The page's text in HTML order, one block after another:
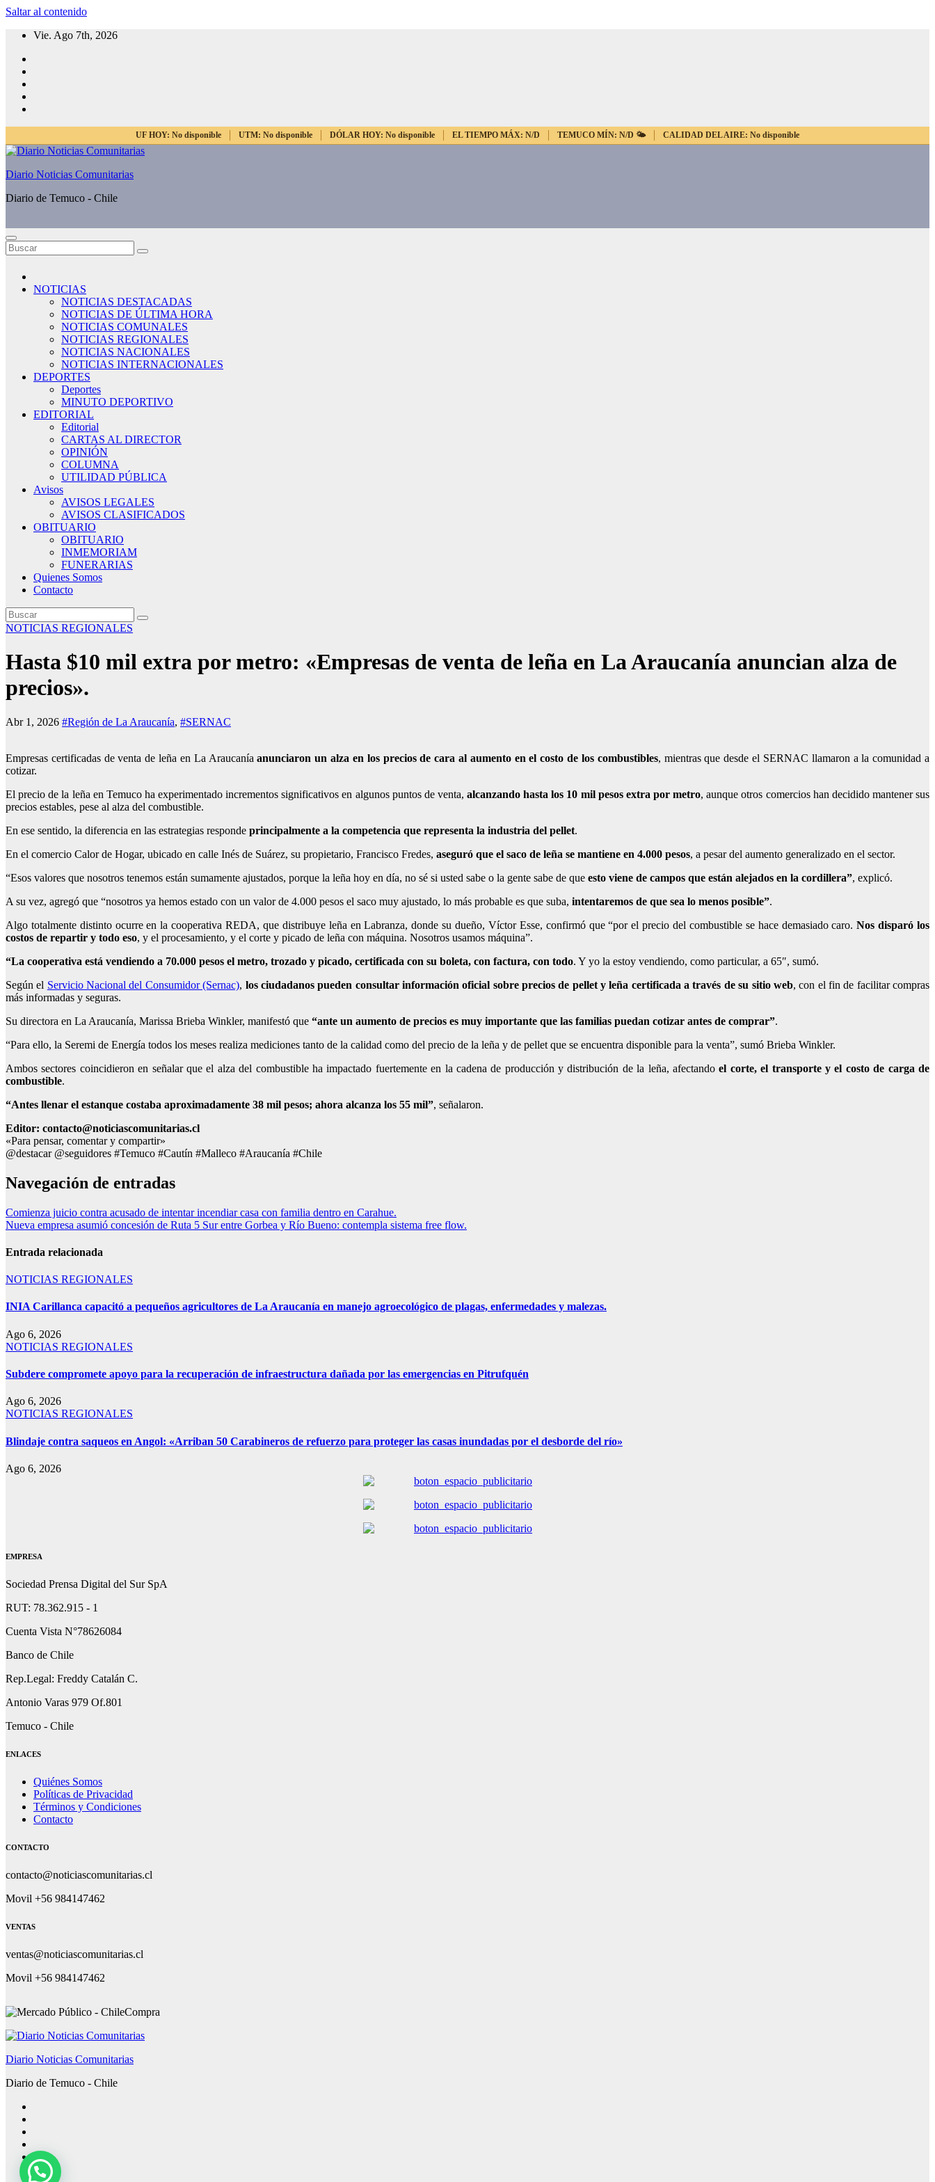
Saltar al contenido
Vie. Ago 7th, 2026
UF HOY: No disponible UTM: No disponible DÓLAR HOY: No disponible EL TIEMPO MÁX: N/D TEMUCO MÍN: N/D 🌤️ CALIDAD DEL AIRE: No disponible
Diario Noticias Comunitarias
Diario de Temuco - Chile
NOTICIAS
NOTICIAS DESTACADAS
NOTICIAS DE ÚLTIMA HORA
NOTICIAS COMUNALES
NOTICIAS REGIONALES
NOTICIAS NACIONALES
NOTICIAS INTERNACIONALES
DEPORTES
Deportes
MINUTO DEPORTIVO
EDITORIAL
Editorial
CARTAS AL DIRECTOR
OPINIÓN
COLUMNA
UTILIDAD PÚBLICA
Avisos
AVISOS LEGALES
AVISOS CLASIFICADOS
OBITUARIO
OBITUARIO
INMEMORIAM
FUNERARIAS
Quienes Somos
Contacto
NOTICIAS REGIONALES
Hasta $10 mil extra por metro: «Empresas de venta de leña en La Araucanía anuncian alza de
precios».
Abr 1, 2026 #Región de La Araucanía, #SERNAC
Empresas certificadas de venta de leña en La Araucaníaanunciaron un alza en los precios de cara al aumento en el costo de los combustibles, mientras que desde el SERNAC llamaron a la comunidad a
cotizar.
El precio de la leña en Temuco ha experimentado incrementos significativos en algunos puntos de venta,alcanzando hasta los 10 mil pesos extra por metro, aunqueotros comercios han decidido mantener sus
precios estables, pese al alza del combustible.
En ese sentido, la diferencia en las estrategias responde principalmente a la competencia que representa la industria del pellet.
En el comercio Calor de Hogar, ubicado en calle Inés de Suárez, su propietario, Francisco Fredes, aseguró que el saco de leña se mantiene en 4.000 pesos, a pesar del aumento generalizado en el sector.
“Esos valores que nosotros tenemos están sumamente ajustados, porque la leña hoy en día, no sé si usted sabe o la gente sabe de que esto viene de campos que están alejados en la cordillera”, explicó.
A su vez, agregó que “nosotros ya hemos estado con un valor de 4.000 pesos el saco muy ajustado, lo más probable es que suba, intentaremos de que sea lo menos posible”.
Algo totalmente distinto ocurre en la cooperativa REDA, que distribuye leña en Labranza, donde su dueño, Víctor Esse, confirmó que “por el precio del combustible se hace demasiado caro. Nos disparó los
costos de repartir y todo eso, y el procesamiento, y el corte y picado de leña con máquina. Nosotros usamos máquina”.
“La cooperativa está vendiendo a 70.000 pesos el metro, trozado y picado, certificada con su boleta, con factura, con todo. Y yo la estoy vendiendo, como particular, a 65″, sumó.
Según el Servicio Nacional del Consumidor (Sernac), los ciudadanos pueden consultar información oficial sobre precios de pellet y leña certificada a través de su sitio web, con el fin de facilitar compras
más informadas y seguras.
Su directora en La Araucanía, Marissa Brieba Winkler, manifestó que “ante un aumento de precios es muy importante que las familias puedan cotizar antes de comprar”.
“Para ello, la Seremi de Energía todos los meses realiza mediciones tanto de la calidad como del precio de la leña y de pellet que se encuentra disponible para la venta”, sumó Brieba Winkler.
Ambos sectores coincidieron en señalar queel alza del combustible ha impactado fuertemente en la cadena de producción y distribución de la leña, afectandoel corte, el transporte y el costo de carga de
combustible.
“Antes llenar el estanque costaba aproximadamente 38 mil pesos; ahora alcanza los 55 mil”, señalaron.
Editor: contacto@noticiascomunitarias.cl
«Para pensar, comentar y compartir»
@destacar @seguidores #Temuco #Cautín #Malleco #Araucanía #Chile
Navegación de entradas
Comienza juicio contra acusado de intentar incendiar casa con familia dentro en Carahue.
Nueva empresa asumió concesión de Ruta 5 Sur entre Gorbea y Río Bueno: contempla sistema free flow.
Entrada relacionada
NOTICIAS REGIONALES
INIA Carillanca capacitó a pequeños agricultores de La Araucanía en manejo agroecológico de plagas, enfermedades y malezas.
Ago 6, 2026
NOTICIAS REGIONALES
Subdere compromete apoyo para la recuperación de infraestructura dañada por las emergencias en Pitrufquén
Ago 6, 2026
NOTICIAS REGIONALES
Blindaje contra saqueos en Angol: «Arriban 50 Carabineros de refuerzo para proteger las casas inundadas por el desborde del río»
Ago 6, 2026
EMPRESA
Sociedad Prensa Digital del Sur SpA
RUT: 78.362.915 - 1
Cuenta Vista N°78626084
Banco de Chile
Rep.Legal: Freddy Catalán C.
Antonio Varas 979 Of.801
Temuco - Chile
ENLACES
Quiénes Somos
Políticas de Privacidad
Términos y Condiciones
Contacto
CONTACTO
contacto@noticiascomunitarias.cl
Movil +56 984147462
VENTAS
ventas@noticiascomunitarias.cl
Movil +56 984147462
Diario Noticias Comunitarias
Diario de Temuco - Chile